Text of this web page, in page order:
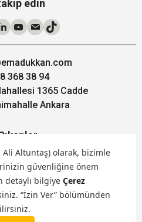
Ali Altuntaş) olarak, bizimle
güvenliğine önem
detaylı bilgiye Çerez
“İzin Ver” bölümünden
edin
368 38 94
1365 Cadde
Ankara